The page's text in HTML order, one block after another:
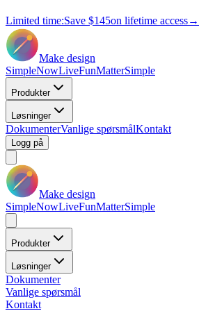
Limited time:Save $145on lifetime access→
Make design
SimpleNowLiveFunMatterSimple
Produkter
Løsninger
DokumenterVanlige spørsmålKontakt
Logg på
Make design
SimpleNowLiveFunMatterSimple
Produkter
Løsninger
Dokumenter
Vanlige spørsmål
Kontakt